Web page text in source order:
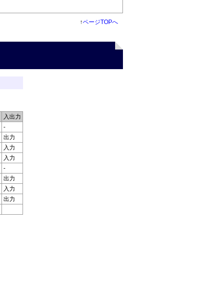
↑ページTOPへ
入出力
-
出力
入力
入力
-
出力
入力
出力